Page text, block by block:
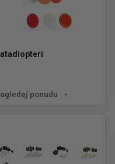
ponudu